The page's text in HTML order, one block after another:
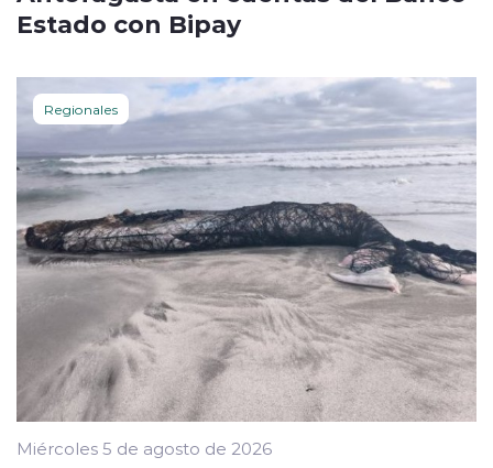
Estado con Bipay
Regionales
Miércoles 5 de agosto de 2026